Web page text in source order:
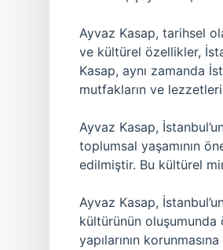
Ayvaz Kasap, tarihsel
ve kültürel özellikler,
Kasap, aynı zamanda
mutfakların ve
Ayvaz Kasap,
toplumsal yaşamının
edilmiştir. Bu kültürel
Ayvaz Kasap,
kültürünün oluşumunda
yapılarının